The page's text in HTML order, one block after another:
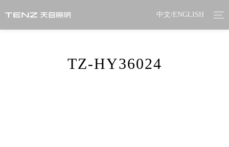
中文/ ENGLISH
TZ-HY36024